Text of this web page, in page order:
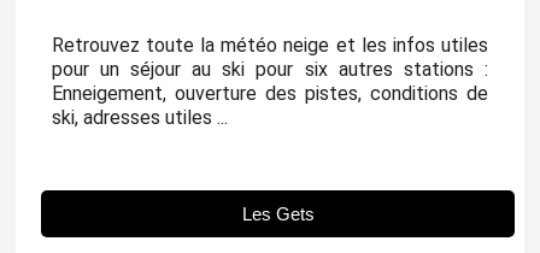
Retrouvez toute la météo neige et les infos utiles
pour un séjour au ski pour six autres stations :
Enneigement, ouverture des pistes, conditions de
ski, adresses utiles ...
Les Gets